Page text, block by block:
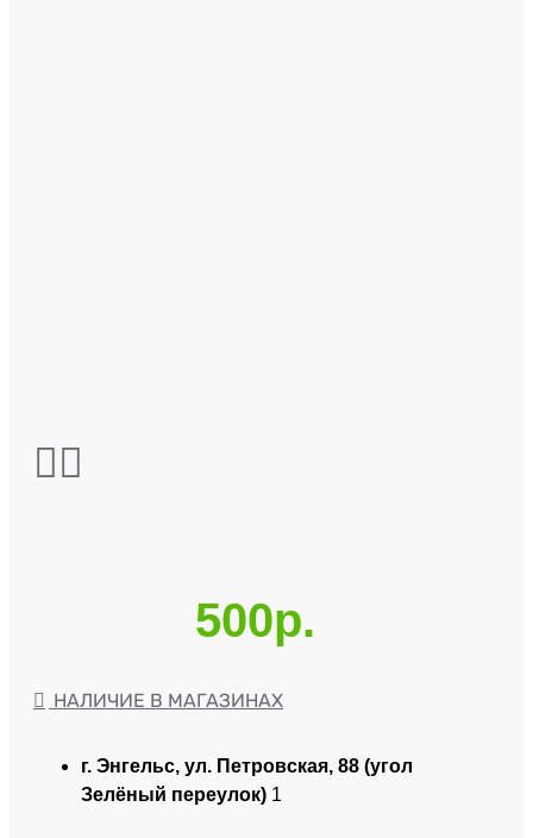
500р.
НАЛИЧИЕ В МАГАЗИНАХ
г. Энгельс, ул. Петровская, 88 (угол
Зелёный переулок) 1